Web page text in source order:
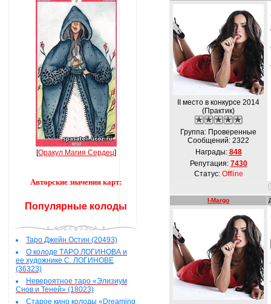
[Оракул Магия Сердец]
Авторские значения карт:
Популярные колоды
Таро Джейн Остин (20493)
О колоде ТАРО ЛОГИНОВА и
ее художнике С. ЛОГИНОВЕ
(36323)
Невероятное таро «Элизиум
Снов и Теней» (18023)
Старое кино колоды «Dreaming
II место в конкурсе 2014
(Практик)
Группа: Проверенные
Сообщений: 2322
Награды: 848
Репутация: 7430
Статус: Offline
I-Margo